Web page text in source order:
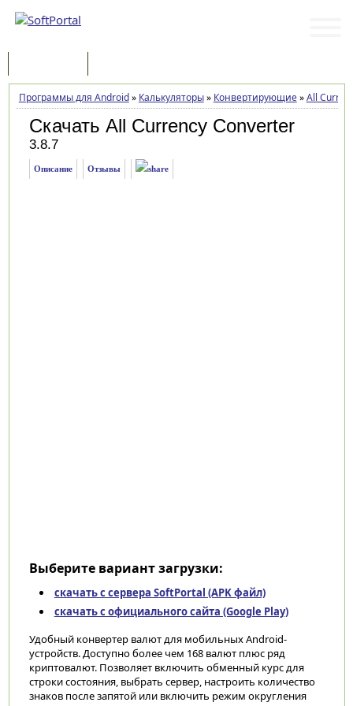
Программы для Android» Калькуляторы» Конвертирующие»All
Скачать All Currency Converter
3.8.7
Описание Отзывы
Выберите вариант загрузки:
скачать с сервера SoftPortal (APK файл)
скачать с официального сайта (Google Play)
Удобный конвертер валют для мобильных Android-
устройств. Доступно более чем 168 валют плюс ряд
криптовалют. Позволяет включить обменный курс для
строки состояния, выбрать сервер, настроить количество
знаков после запятой или включить режим округления